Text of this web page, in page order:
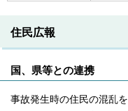
住民広報
国、県等との連携
事故発生時の住民の混乱